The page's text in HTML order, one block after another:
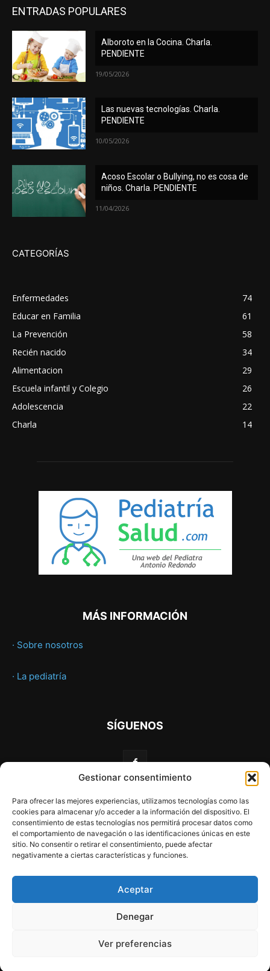
Gestionar consentimiento
Para ofrecer las mejores experiencias, utilizamos tecnologías como las
cookies para almacenar y/o acceder a la información del dispositivo. El
consentimiento de estas tecnologías nos permitirá procesar datos como
el comportamiento de navegación o las identificaciones únicas en este
sitio. No consentir o retirar el consentimiento, puede afectar
negativamente a ciertas características y funciones.
Aceptar
Denegar
Ver preferencias
ENTRADAS POPULARES
Alboroto en la Cocina. Charla.
PENDIENTE
19/05/2026
Las nuevas tecnologías. Charla.
PENDIENTE
10/05/2026
Acoso Escolar o Bullying, no es cosa de
niños. Charla. PENDIENTE
11/04/2026
CATEGORÍAS
Enfermedades
74
Educar en Familia
61
La Prevención
58
Recién nacido
34
Alimentacion
29
Escuela infantil y Colegio
26
Adolescencia
22
Charla
14
MÁS INFORMACIÓN
· Sobre nosotros
· La pediatría
SÍGUENOS
Web financiada por la Unión Europea a través de los
fondos «NextGenerationEU» y el programa Kit Digital.
Política de privacidad Declaración de accesibilidad
Recién nacido Desarrollo
Enfermedades